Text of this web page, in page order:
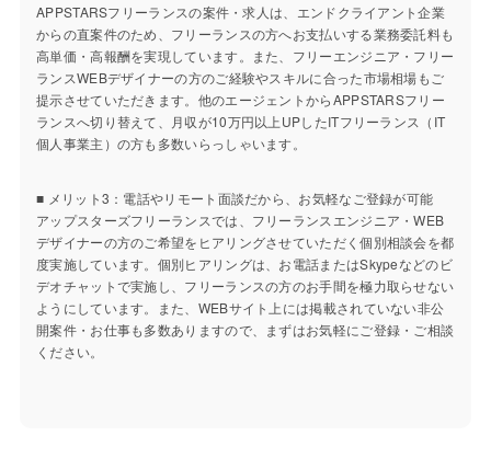
APPSTARSフリーランスの案件・求人は、エンドクライアント企業
からの直案件のため、フリーランスの方へお支払いする業務委託料も
高単価・高報酬を実現しています。また、フリーエンジニア・フリー
ランスWEBデザイナーの方のご経験やスキルに合った市場相場もご
提示させていただきます。他のエージェントからAPPSTARSフリー
ランスへ切り替えて、月収が10万円以上UPしたITフリーランス（IT
個人事業主）の方も多数いらっしゃいます。
■ メリット3：電話やリモート面談だから、お気軽なご登録が可能
アップスターズフリーランスでは、フリーランスエンジニア・WEB
デザイナーの方のご希望をヒアリングさせていただく個別相談会を都
度実施しています。個別ヒアリングは、お電話またはSkypeなどのビ
デオチャットで実施し、フリーランスの方のお手間を極力取らせない
ようにしています。また、WEBサイト上には掲載されていない非公
開案件・お仕事も多数ありますので、まずはお気軽にご登録・ご相談
ください。